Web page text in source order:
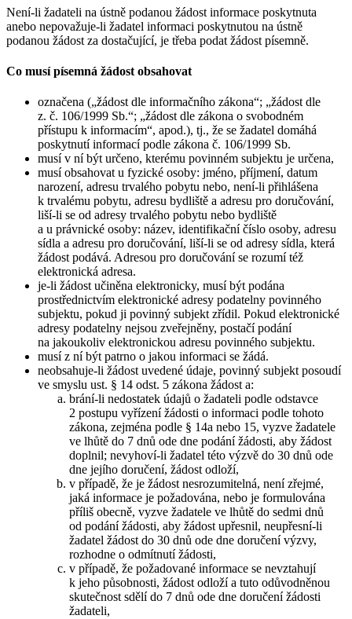
Není-li žadateli na ústně podanou žádost informace poskytnuta
anebo nepovažuje-li žadatel informaci poskytnutou na ústně
podanou žádost za dostačující, je třeba podat žádost písemně.
Co musí písemná žádost obsahovat
označena („žádost dle informačního zákona“; „žádost dle
z. č. 106/1999 Sb.“; „žádost dle zákona o svobodném
přístupu k informacím“, apod.), tj., že se žadatel domáhá
poskytnutí informací podle zákona č. 106/1999 Sb.
musí v ní být určeno, kterému povinném subjektu je určena,
musí obsahovat u fyzické osoby: jméno, příjmení, datum
narození, adresu trvalého pobytu nebo, není-li přihlášena
k trvalému pobytu, adresu bydliště a adresu pro doručování,
liší-li se od adresy trvalého pobytu nebo bydliště
a u právnické osoby: název, identifikační číslo osoby, adresu
sídla a adresu pro doručování, liší-li se od adresy sídla, která
žádost podává. Adresou pro doručování se rozumí též
elektronická adresa.
je-li žádost učiněna elektronicky, musí být podána
prostřednictvím elektronické adresy podatelny povinného
subjektu, pokud ji povinný subjekt zřídil. Pokud elektronické
adresy podatelny nejsou zveřejněny, postačí podání
na jakoukoliv elektronickou adresu povinného subjektu.
musí z ní být patrno o jakou informaci se žádá.
neobsahuje-li žádost uvedené údaje, povinný subjekt posoudí
ve smyslu ust. § 14 odst. 5 zákona žádost a:
brání-li nedostatek údajů o žadateli podle odstavce
2 postupu vyřízení žádosti o informaci podle tohoto
zákona, zejména podle § 14a nebo 15, vyzve žadatele
ve lhůtě do 7 dnů ode dne podání žádosti, aby žádost
doplnil; nevyhoví-li žadatel této výzvě do 30 dnů ode
dne jejího doručení, žádost odloží,
v případě, že je žádost nesrozumitelná, není zřejmé,
jaká informace je požadována, nebo je formulována
příliš obecně, vyzve žadatele ve lhůtě do sedmi dnů
od podání žádosti, aby žádost upřesnil, neupřesní-li
žadatel žádost do 30 dnů ode dne doručení výzvy,
rozhodne o odmítnutí žádosti,
v případě, že požadované informace se nevztahují
k jeho působnosti, žádost odloží a tuto odůvodněnou
skutečnost sdělí do 7 dnů ode dne doručení žádosti
žadateli,